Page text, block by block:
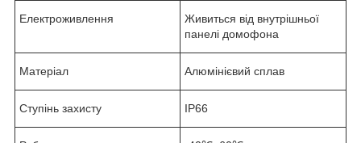
Електроживлення
Живиться від внутрішньої
панелі домофона
Матеріал Алюмінієвий сплав
Ступінь захисту IP66